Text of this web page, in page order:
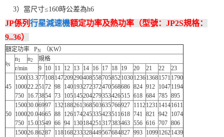
3）當尺寸≤160時公差為h6
JP係列行星減速機額定功率及熱功率（型號：JP2S規格：
9..36）
額定功率 PN
（KW）
iN
n1 n2
規格
r/min
9 10 11 12 13 14 16 17 18 19 20 21 22 23
45
1500
1000
750
33.3
22.2
16.7
77
51
38
108
72
54
147
98
73
209
140
105
290
193
145
408
272
204
558
372
279
705
470
353
852
568
426
1030
686
515
1236
824
618
1368
912
684
1571
1047
785
1790
1194
895
50
1500
1000
750
30.0
20.0
15.0
69
46
35
97
65
49
132
88
66
188
126
94
261
174
130
368
245
184
503
335
251
635
423
317
766
511
383
927
618
463
1112
741
556
1231
821
616
1414
942
707
1611
1074
806
150026.86287 118168233328449567684827 993 109912621439